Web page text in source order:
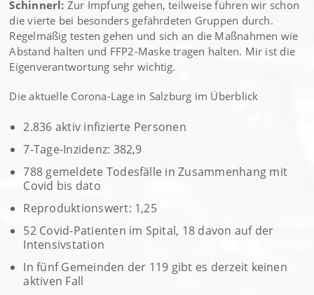
Schinnerl: Zur Impfung gehen, teilweise führen wir schon
die vierte bei besonders gefährdeten Gruppen durch.
Regelmäßig testen gehen und sich an die Maßnahmen wie
Abstand halten und FFP2-Maske tragen halten. Mir ist die
Eigenverantwortung sehr wichtig.
Die aktuelle Corona-Lage in Salzburg im Überblick
2.836 aktiv infizierte Personen
7-Tage-Inzidenz: 382,9
788 gemeldete Todesfälle in Zusammenhang mit
Covid bis dato
Reproduktionswert: 1,25
52 Covid-Patienten im Spital, 18 davon auf der
Intensivstation
In fünf Gemeinden der 119 gibt es derzeit keinen
aktiven Fall